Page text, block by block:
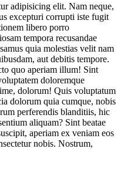
adipisicing elit. Nam neque,
excepturi corrupti iste fugit
libero porro
tempora recusandae
quia molestias velit nam
aut debitis tempore.
quo aperiam illum! Sint
doloremque
dolorum! Quis voluptatum
dolorum quia cumque, nobis
perferendis blanditiis, hic
aliquam? Sint beatae
aperiam ex veniam eos
nobis. Nostrum,